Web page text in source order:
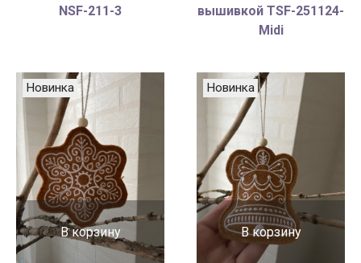
NSF-211-3
вышивкой TSF-251124-
Midi
В корзину
Новинка
В корзину
Новинка